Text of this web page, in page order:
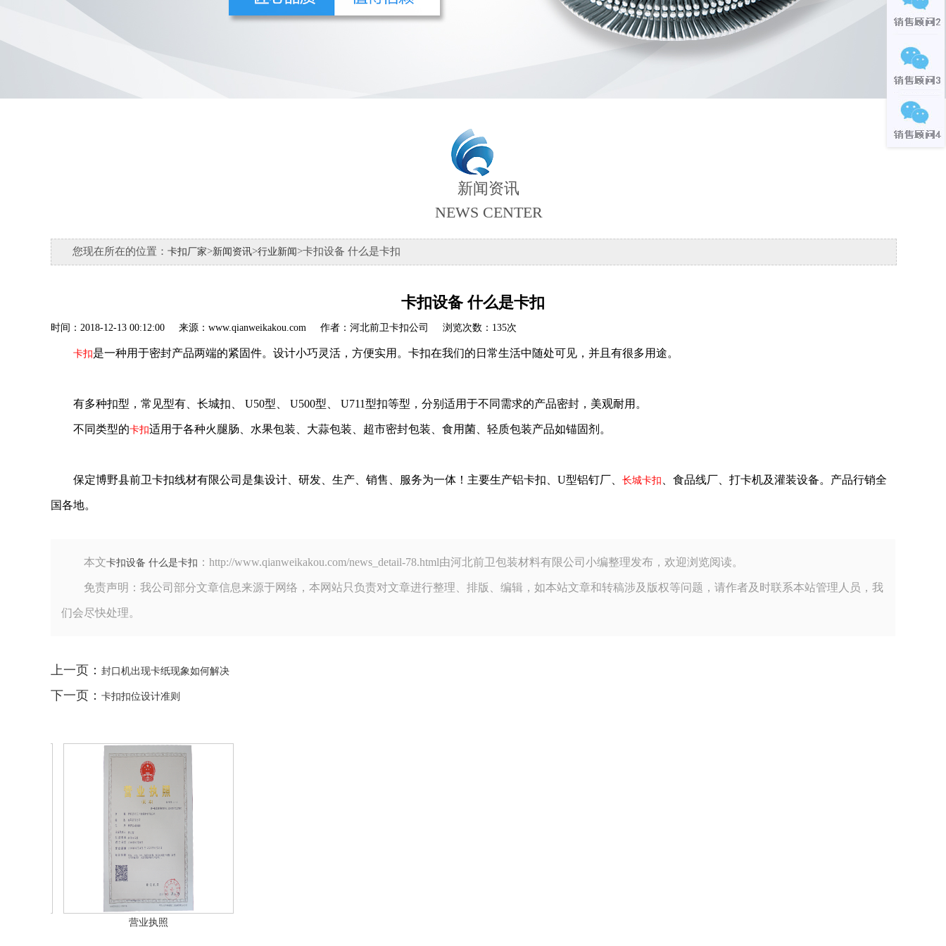
新闻资讯
NEWS CENTER
您现在所在的位置： 卡扣厂家>新闻资讯>行业新闻>卡扣设备 什么是卡扣
卡扣设备 什么是卡扣
时间：2018-12-13 00:12:00 来源：www.qianweikakou.com 作者：河北前卫卡扣公司 浏览次数：135次
卡扣是一种用于密封产品两端的紧固件。设计小巧灵活，方便实用。卡扣在我们的日常生活中随处可见，并且有很多用途。
有多种扣型，常见型有、长城扣、 U50型、 U500型、 U711型扣等型，分别适用于不同需求的产品密封，美观耐用。
不同类型的卡扣适用于各种火腿肠、水果包装、大蒜包装、超市密封包装、食用菌、轻质包装产品如锚固剂。
保定博野县前卫卡扣线材有限公司是集设计、研发、生产、销售、服务为一体！主要生产铝卡扣、U型铝钉厂、 长城卡扣 、食品线厂、打卡机及灌装设备。产品行销全
国各地。
本文卡扣设备 什么是卡扣 ：http://www.qianweikakou.com/news_detail-78.html由河北前卫包装材料有限公司小编整理发布，欢迎浏览阅读。
免责声明：我公司部分文章信息来源于网络，本网站只负责对文章进行整理、排版、编辑，如本站文章和转稿涉及版权等问题，请作者及时联系本站管理人员，我
们会尽快处理。
上一页： 封口机出现卡纸现象如何解决
下一页： 卡扣扣位设计准则
营业执照